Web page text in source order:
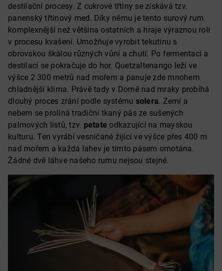
destilační procesy. Z cukrové třtiny se získává tzv.
panenský třtinový med. Díky němu je tento surový rum
komplexnější než většina ostatních a hraje výraznou roli
v procesu kvašení. Umožňuje vyrobit tekutinu s
obrovskou škálou různých vůní a chutí. Po fermentaci a
destilaci se pokračuje do hor. Quetzaltenango leží ve
výšce 2 300 metrů nad mořem a panuje zde mnohem
chladnější klima. Právě tady v Domě nad mraky probíhá
dlouhý proces zrání podle systému solera. Zemí a
nebem se prolíná tradiční tkaný pás ze sušených
palmových listů, tzv. petate odkazující na mayskou
kulturu. Ten vyrábí vesničané žijící ve výšce přes 400 m
nad mořem a každá lahev je tímto pásem omotána.
Žádné dvě láhve našeho rumu nejsou stejné.